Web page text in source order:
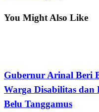
You Might Also Like
Gubernur Arinal Beri
Warga Disabilitas dan
Belu Tanggamus